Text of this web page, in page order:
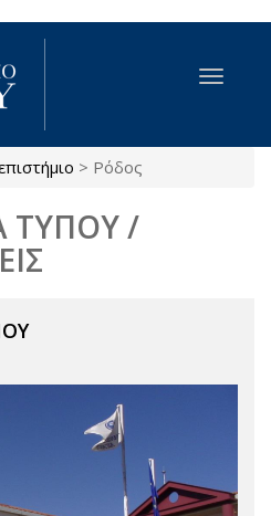
Toggle
> Ρόδος
ΤΥΠΟΥ /